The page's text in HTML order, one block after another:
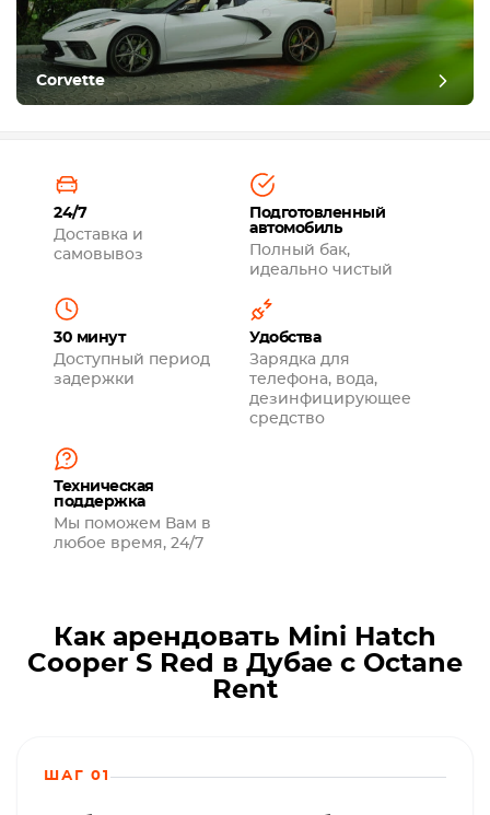
Corvette
24/7
Доставка и
самовывоз
Подготовленный
автомобиль
Полный бак,
идеально чистый
30 минут
Доступный период
задержки
Удобства
Зарядка для
телефона, вода,
дезинфицирующее
средство
Техническая
поддержка
Мы поможем Вам в
любое время, 24/7
Как арендовать Mini Hatch
Cooper S Red в Дубае с Octane
Rent
ШАГ 01